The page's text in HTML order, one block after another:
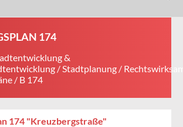
174
&
/Stadtplanung /
/ B 174
174 "Kreuzbergstraße"